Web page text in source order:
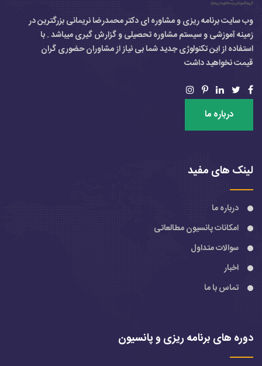
وب سایت برنامه ریزی و مشاوره ای دکتر محمدرضا نریمانی بزرگترین در
زمینه آموزشی و سیستم مشاوره تحصیلی و گزارش گیری میباشد . با
استفاده از این تکنولوژی جدید شما بی نیاز از مشاوران حضوری گران
قیمت نخواهید داشت
درباره ما
لینک های مفید
درباره ما
امکانات پانسیون مطالعاتی
سوالات متداول
اخبار
تماس با ما
دوره های برنامه ریزی و پانسیون